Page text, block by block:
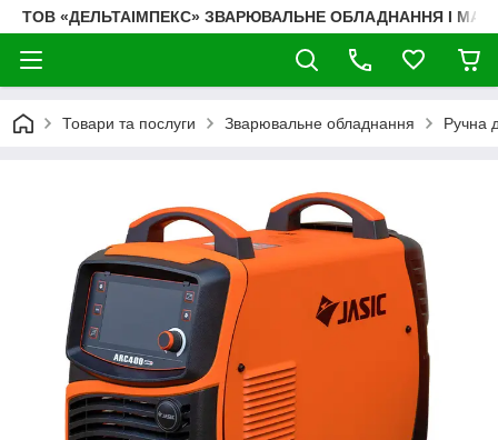
ТОВ «ДЕЛЬТАІМПЕКС» ЗВАРЮВАЛЬНЕ ОБЛАДНАННЯ І
Товари та послуги Зварювальне обладнання Ручна